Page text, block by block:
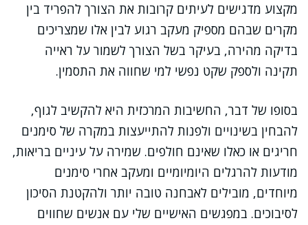
מקצוע מדגישים לעיתים קרובות את הצורך להפריד בין
מקרים שבהם מספיק מעקב רגוע לבין אלו שמצריכים
בדיקה מהירה, בעיקר בשל הצורך לשמור על ראייה
תקינה ולספק שקט נפשי למי שחווה את התסמין.
בסופו של דבר, החשיבות המרכזית היא להקשיב לגוף,
להבחין בשינויים ולפנות להתייעצות במקרה של סימנים
חריגים או כאלו שאינם חולפים. שמירה על עיניים בריאות,
מודעות להרגלים היומיומיים ומעקב אחרי סימנים
מיוחדים, מובילים לאבחנה טובה יותר ולהקטנת הסיכון
לסיבוכים. במפגשים האישיים שלי עם אנשים שחווים